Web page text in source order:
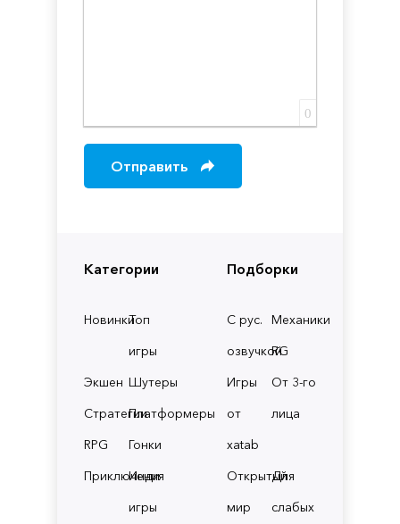
Категории
НовинкиТоп
игры
Экшен Шутеры
СтратегииПлатформеры
RPG
Гонки
Приключения
Инди
игры
Подборки
С рус.
озвучкой
Механики
RG
Игры
от
xatab
От 3-го
лица
Открытый
мир
Для
слабых
0
Отправить